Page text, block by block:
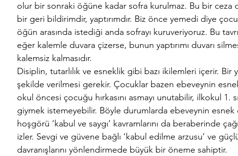
olur bir sonraki öğüne kadar sofra kurulmaz. Bu bir ceza
bir geri bildirimdir, yaptırımdır. Biz önce yemedi diye
öğün arasında istediği anda sofrayı kuruveriyoruz. Bu
eğer kalemle duvara çizerse, bunun yaptırımı duvarı
kalemsiz kalmasıdır.
Disiplin, tutarlılık ve esneklik gibi bazı ikilemleri içerir. Bir
şekilde verilmesi gerekir. Çocuklar bazen ebeveynin
okul öncesi çocuğu hırkasını asmayı unutabilir, ilkokul 1.
giymek istemeyebilir. Böyle durumlarda ebeveynin esnek
hoşgörü ‘kabul ve saygı’ kavramlarını da beraberinde
izler. Sevgi ve güvene bağlı ‘kabul edilme arzusu’ ve
davranışlarını yönlendirmede büyük bir öneme sahiptir.